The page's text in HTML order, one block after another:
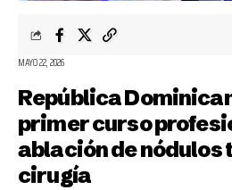
MAYO 22, 2026
República
primer curso
ablación de nódulos
cirugía